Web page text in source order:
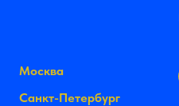
Москва
Санкт-Петербург